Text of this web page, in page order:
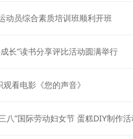
动员综合素质培训班顺利开班
长”读书分享评比活动圆满举行
看电影《您的声音》
八”国际劳动妇女节 蛋糕DIY制作活